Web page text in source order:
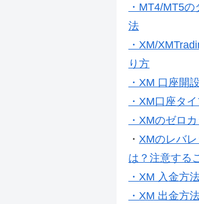
・MT4/MT5
法
・XM/
り方
・XM 口座開
・XM口座タ
・XMのゼロ
・ XMのレバ
は？注意する
・XM 入金方
・XM 出金方